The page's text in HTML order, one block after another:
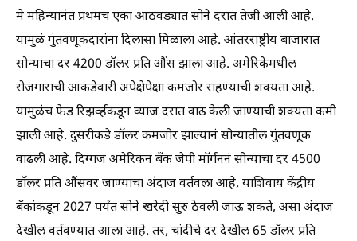
मे महिन्यानंत प्रथमच एका आठवड्यात सोने दरात तेजी आली आहे.
यामुळं गुंतवणूकदारांना दिलासा मिळाला आहे. आंतरराष्ट्रीय बाजारात
सोन्याचा दर 4200 डॉलर प्रति औंस झाला आहे. अमेरिकेमधील
रोजगाराची आकडेवारी अपेक्षेपेक्षा कमजोर राहण्याची शक्यता आहे.
यामुळंच फेड रिझर्व्हकडून व्याज दरात वाढ केली जाण्याची शक्यता कमी
झाली आहे. दुसरीकडे डॉलर कमजोर झाल्यानं सोन्यातील गुंतवणूक
वाढली आहे. दिग्गज अमेरिकन बँक जेपी मॉर्गननं सोन्याचा दर 4500
डॉलर प्रति औंसवर जाण्याचा अंदाज वर्तवला आहे. याशिवाय केंद्रीय
बँकांकडून 2027 पर्यंत सोने खरेदी सुरु ठेवली जाऊ शकते, असा अंदाज
देखील वर्तवण्यात आला आहे. तर, चांदीचे दर देखील 65 डॉलर प्रति